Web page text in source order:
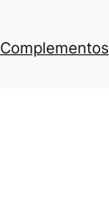
Complementos